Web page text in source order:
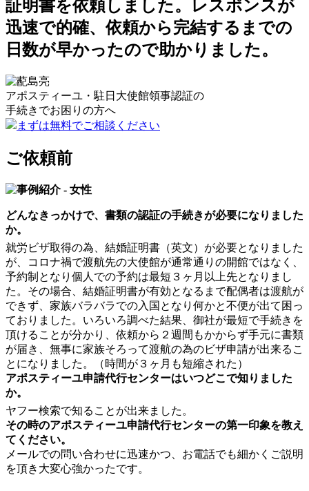
証明書を依頼しました。レスポンスが
迅速で的確、依頼から完結するまでの
日数が早かったので助かりました。
アポスティーユ・駐日大使館領事認証の
手続きでお困りの方へ
まずは無料でご相談ください
ご依頼前
どんなきっかけで、書類の認証の手続きが必要になりました
か。
就労ビザ取得の為、結婚証明書（英文）が必要となりました
が、コロナ禍で渡航先の大使館が通常通りの開館ではなく、
予約制となり個人での予約は最短３ヶ月以上先となりまし
た。その場合、結婚証明書が有効となるまで配偶者は渡航が
できず、家族バラバラでの入国となり何かと不便が出て困っ
ておりました。いろいろ調べた結果、御社が最短で手続きを
頂けることが分かり、依頼から２週間もかからず手元に書類
が届き、無事に家族そろって渡航の為のビザ申請が出来るこ
とになりました。（時間が３ヶ月も短縮された）
アポスティーユ申請代行センターはいつどこで知りました
か。
ヤフー検索で知ることが出来ました。
その時のアポスティーユ申請代行センターの第一印象を教え
てください。
メールでの問い合わせに迅速かつ、お電話でも細かくご説明
を頂き大変心強かったです。